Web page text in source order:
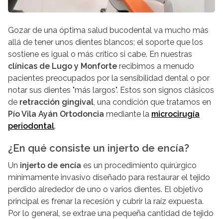
Gozar de una óptima salud bucodental va mucho más
allá de tener unos dientes blancos; el soporte que los
sostiene es igual o más crítico si cabe. En nuestras
clínicas de Lugo y Monforte recibimos a menudo
pacientes preocupados por la sensibilidad dental o por
notar sus dientes "más largos". Estos son signos clásicos
de retracción gingival, una condición que tratamos en
Pío Vila Ayán Ortodoncia mediante la microcirugía
periodontal.
¿En qué consiste un injerto de encía?
Un injerto de encía es un procedimiento quirúrgico
mínimamente invasivo diseñado para restaurar el tejido
perdido alrededor de uno o varios dientes. El objetivo
principal es frenar la recesión y cubrir la raíz expuesta.
Por lo general, se extrae una pequeña cantidad de tejido